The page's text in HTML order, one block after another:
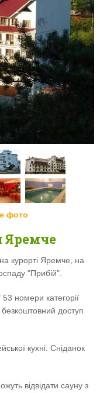
фото
Яремче
курорті Яремче, на
"Прибій".
номери категорії
доступ
кухні. Сніданок
відвідати сауну з